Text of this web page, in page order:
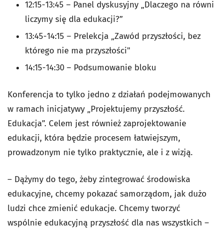
12:15-13:45 – Panel dyskusyjny „Dlaczego na równi
liczymy się dla edukacji?”
13:45-14:15 – Prelekcja „Zawód przyszłości, bez
którego nie ma przyszłości"
14:15-14:30 – Podsumowanie bloku
Konferencja to tylko jedno z działań podejmowanych
w ramach inicjatywy „Projektujemy przyszłość.
Edukacja”. Celem jest również zaprojektowanie
edukacji, która będzie procesem łatwiejszym,
prowadzonym nie tylko praktycznie, ale i z wizją.
– Dążymy do tego, żeby zintegrować środowiska
edukacyjne, chcemy pokazać samorządom, jak dużo
ludzi chce zmienić edukacje. Chcemy tworzyć
wspólnie edukacyjną przyszłość dla nas wszystkich –